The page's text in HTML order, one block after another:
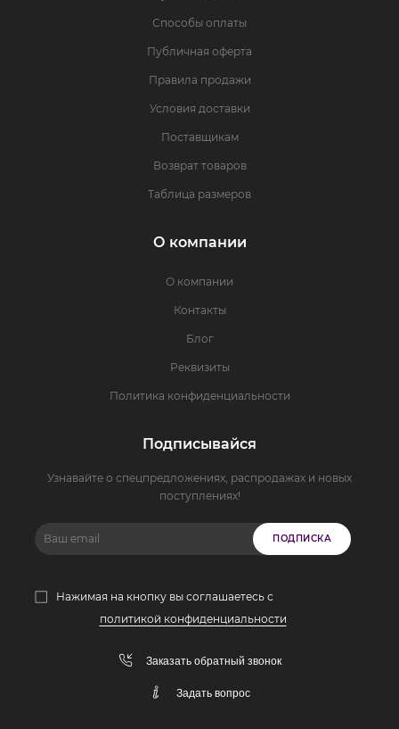
Способы оплаты
Публичная оферта
Правила продажи
Условия доставки
Поставщикам
Возврат товаров
Таблица размеров
О компании
О компании
Контакты
Блог
Реквизиты
Политика конфиденциальности
Подписывайся
Узнавайте о спецпредложениях, распродажах и новых
поступлениях!
ПОДПИСКА
Нажимая на кнопку вы соглашаетесь с
политикой конфиденциальности
Заказать обратный звонок
Задать вопрос